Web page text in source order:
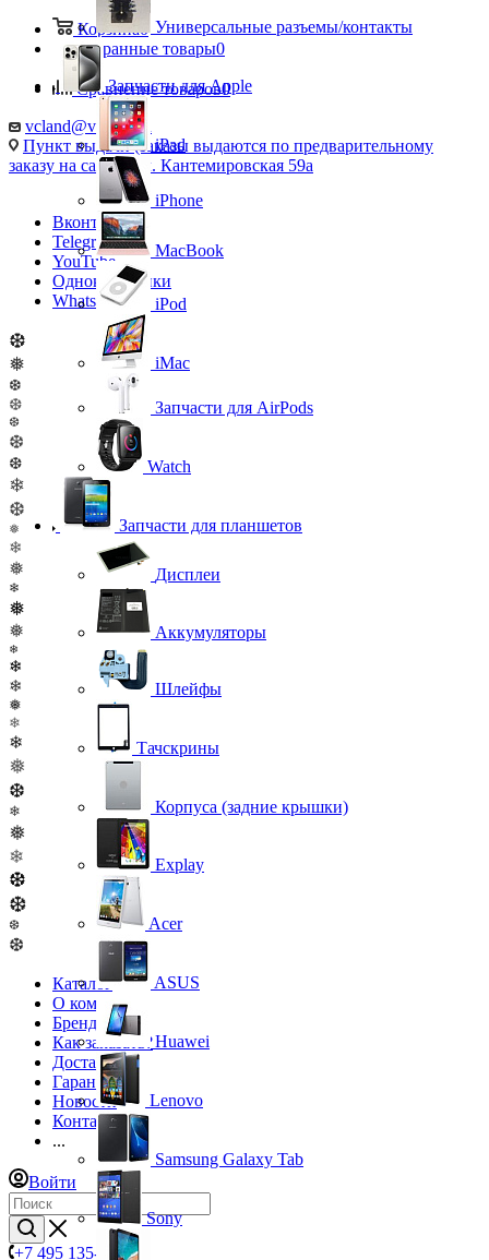
Корзина0
Избранные товары0
Сравнение товаров0
vcland@vcland.ru
Пункт выдачи (заказы выдаются по предварительному
заказу на сайте), ул. Кантемировская 59а
Вконтакте
Telegram
YouTube
Одноклассники
WhatsApp
❆
❅
❆
❆
❆
❆
❆
❄
❆
❅
❄
❅
❄
❅
❅
❄
❄
❄
❅
❄
❄
❅
❆
❄
❅
❄
❆
❆
❆
❆
Каталог
О компании
Бренды
Как заказать?
Доставка
Гарантия
Новости
Контакты
...
Войти
+7 495 135-39-43
Универсальные разъемы/контакты
Запчасти для Apple
iPad
iPhone
MacBook
iPod
iMac
Запчасти для AirPods
Watch
Запчасти для планшетов
Дисплеи
Аккумуляторы
Шлейфы
Тачскрины
Корпуса (задние крышки)
Explay
Acer
ASUS
Huawei
Lenovo
Samsung Galaxy Tab
Sony